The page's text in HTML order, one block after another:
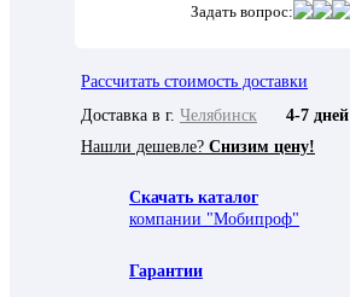
Задать вопрос:
Рассчитать стоимость доставки
Доставка в г. Челябинск
4-7 дней
Нашли дешевле? Снизим цену!
Скачать каталог
компании "Мобипроф"
Гарантии